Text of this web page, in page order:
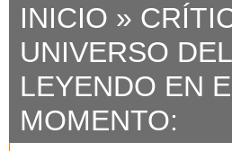
INICIO »
UNIVERSO
LEYENDO EN
MOMENTO: